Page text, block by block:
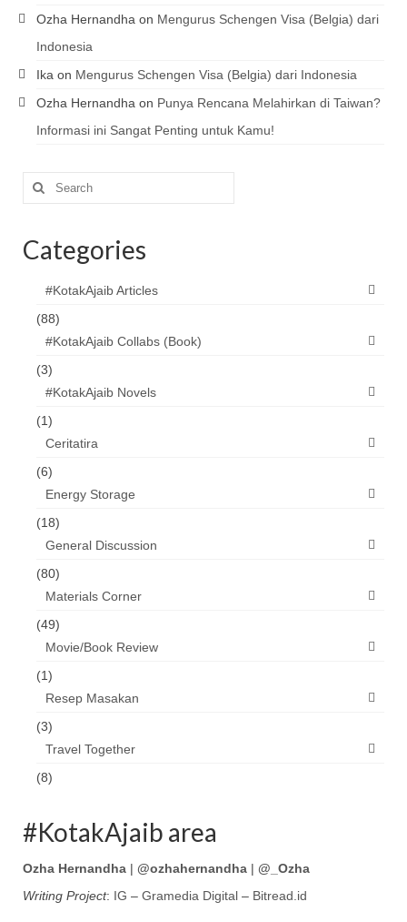
Ozha Hernandha on Mengurus Schengen Visa (Belgia) dari
Indonesia
Ika on Mengurus Schengen Visa (Belgia) dari Indonesia
Ozha Hernandha on Punya Rencana Melahirkan di Taiwan?
Informasi ini Sangat Penting untuk Kamu!
Search
for:
Categories
#KotakAjaib Articles
(88)
#KotakAjaib Collabs (Book)
(3)
#KotakAjaib Novels
(1)
Ceritatira
(6)
Energy Storage
(18)
General Discussion
(80)
Materials Corner
(49)
Movie/Book Review
(1)
Resep Masakan
(3)
Travel Together
(8)
#KotakAjaib area
Ozha Hernandha | @ozhahernandha | @_Ozha
Writing Project: IG – Gramedia Digital – Bitread.id